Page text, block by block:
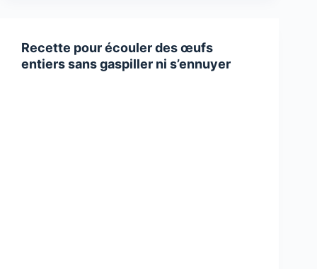
Recette pour écouler des œufs
entiers sans gaspiller ni s’ennuyer